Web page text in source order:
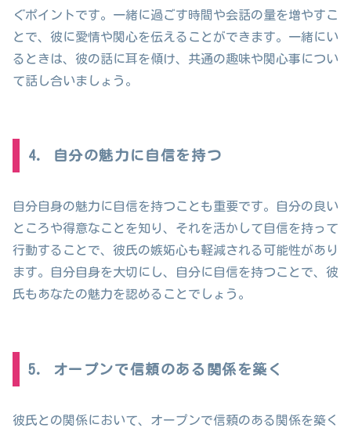
ぐポイントです。一緒に過ごす時間や会話の量を増やすこ
とで、彼に愛情や関心を伝えることができます。一緒にい
るときは、彼の話に耳を傾け、共通の趣味や関心事につい
て話し合いましょう。
4. 自分の魅力に自信を持つ
自分自身の魅力に自信を持つことも重要です。自分の良い
ところや得意なことを知り、それを活かして自信を持って
行動することで、彼氏の嫉妬心も軽減される可能性があり
ます。自分自身を大切にし、自分に自信を持つことで、彼
氏もあなたの魅力を認めることでしょう。
5. オープンで信頼のある関係を築く
彼氏との関係において、オープンで信頼のある関係を築く